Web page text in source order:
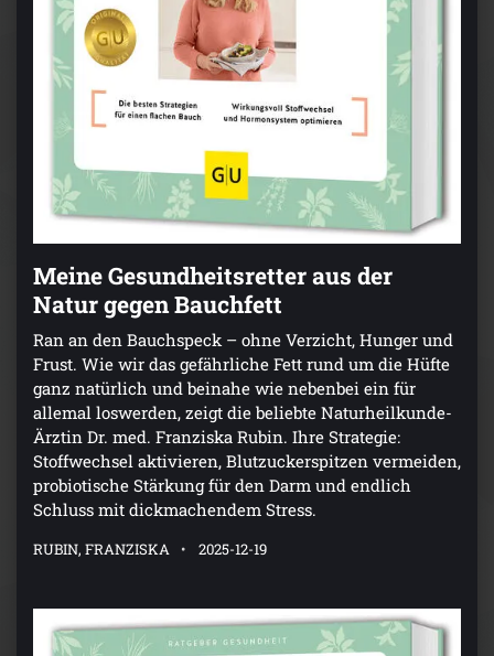
Meine Gesundheitsretter aus der
Natur gegen Bauchfett
Ran an den Bauchspeck – ohne Verzicht, Hunger und
Frust. Wie wir das gefährliche Fett rund um die Hüfte
ganz natürlich und beinahe wie nebenbei ein für
allemal loswerden, zeigt die beliebte Naturheilkunde-
Ärztin Dr. med. Franziska Rubin. Ihre Strategie:
Stoffwechsel aktivieren, Blutzuckerspitzen vermeiden,
probiotische Stärkung für den Darm und endlich
Schluss mit dickmachendem Stress.
RUBIN, FRANZISKA 2025-12-19